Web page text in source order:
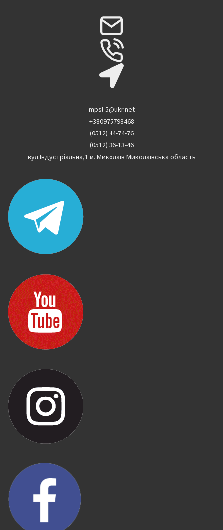
mpsl-5@ukr.net
+380975798468
(0512) 44-74-76
(0512) 36-13-46
вул.Індустріальна,1 м. Миколаїв Миколаївська область